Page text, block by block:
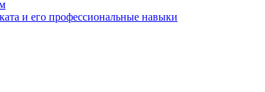
и его профессиональные навыки